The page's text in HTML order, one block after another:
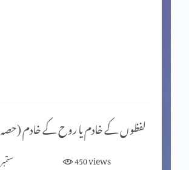
مسیحی عقیدہ کفارہ (حصہ 3)
لفظوں کے خادم یا روح کے خادم (حصہ 2)
ستمبر 12, 2023 450views